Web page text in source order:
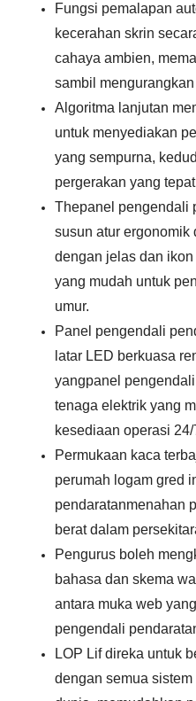
Fungsi pemalapan
kecerahan skrin
cahaya ambien,
sambil
Algoritma lanjutan
untuk menyediakan
yang sempurna,
pergerakan yang
Thepanel pengendali
susun atur ergonomik
dengan jelas dan
yang mudah untuk
umur.
Panel pengendali
latar LED berkuasa
yangpanel
tenaga elektrik yang
kesediaan operasi 24/
Permukaan kaca
perumah logam gred
pendaratanmenahan
berat dalam
Pengurus boleh
bahasa dan skema
antara muka web
pengendali
LOP Lif direka untuk
dengan semua